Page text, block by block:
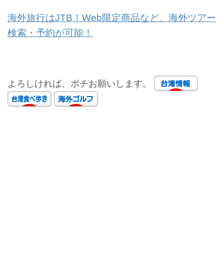
海外旅行はJTB！Web限定商品など、海外ツアー
検索・予約が可能！
よろしければ、ポチお願いします。